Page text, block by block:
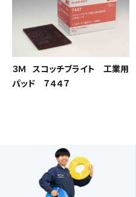
３Ｍ スコッチブライト 工業用
パッド ７４４７